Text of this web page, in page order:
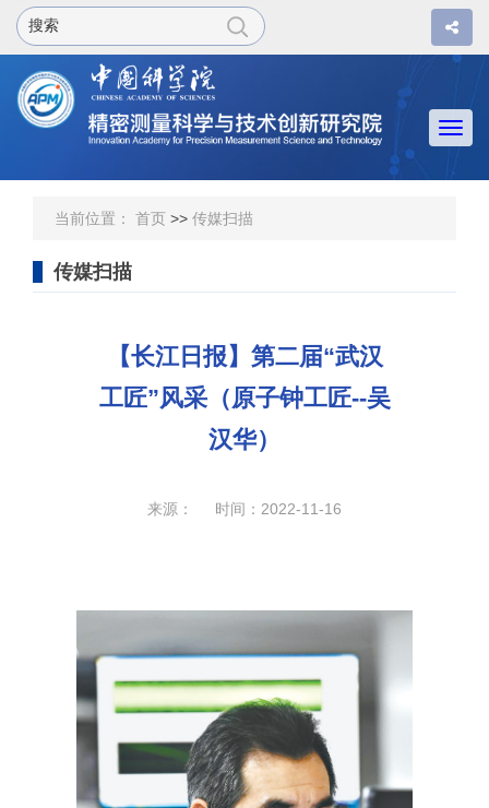
当前位置： 首页 >> 传媒扫描
传媒扫描
【长江日报】第二届“武汉
工匠”风采（原子钟工匠--吴
汉华）
来源： 时间：2022-11-16